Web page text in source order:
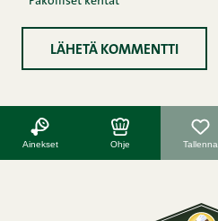
Ainekset Ohje Tallenna